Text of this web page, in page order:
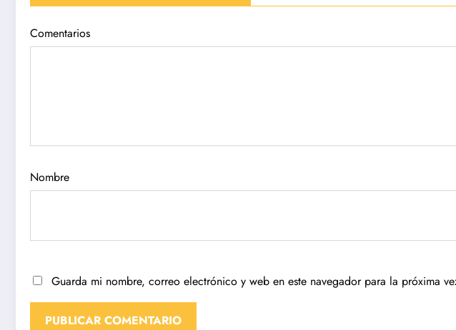
Comentarios
Nombre
Guarda mi nombre, correo electrónico y web en este navegador para la próxima